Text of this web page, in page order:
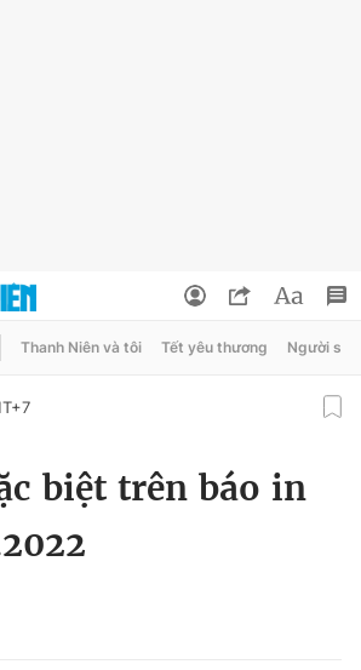
ĐẶT BÁO
Thanh Niên và tôi Tết yêu thương Người
biệt trên báo in